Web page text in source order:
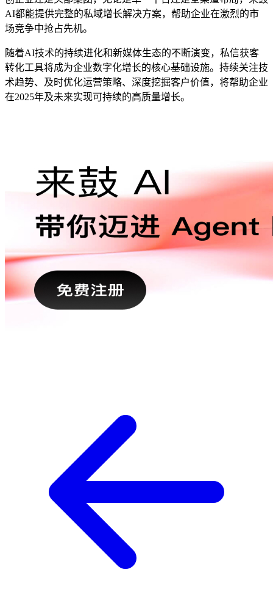
AI都能提供完整的私域增长解决方案，帮助企业在激烈的市
场竞争中抢占先机。
随着AI技术的持续进化和新媒体生态的不断演变，私信获客
转化工具将成为企业数字化增长的核心基础设施。持续关注技
术趋势、及时优化运营策略、深度挖掘客户价值，将帮助企业
在2025年及未来实现可持续的高质量增长。